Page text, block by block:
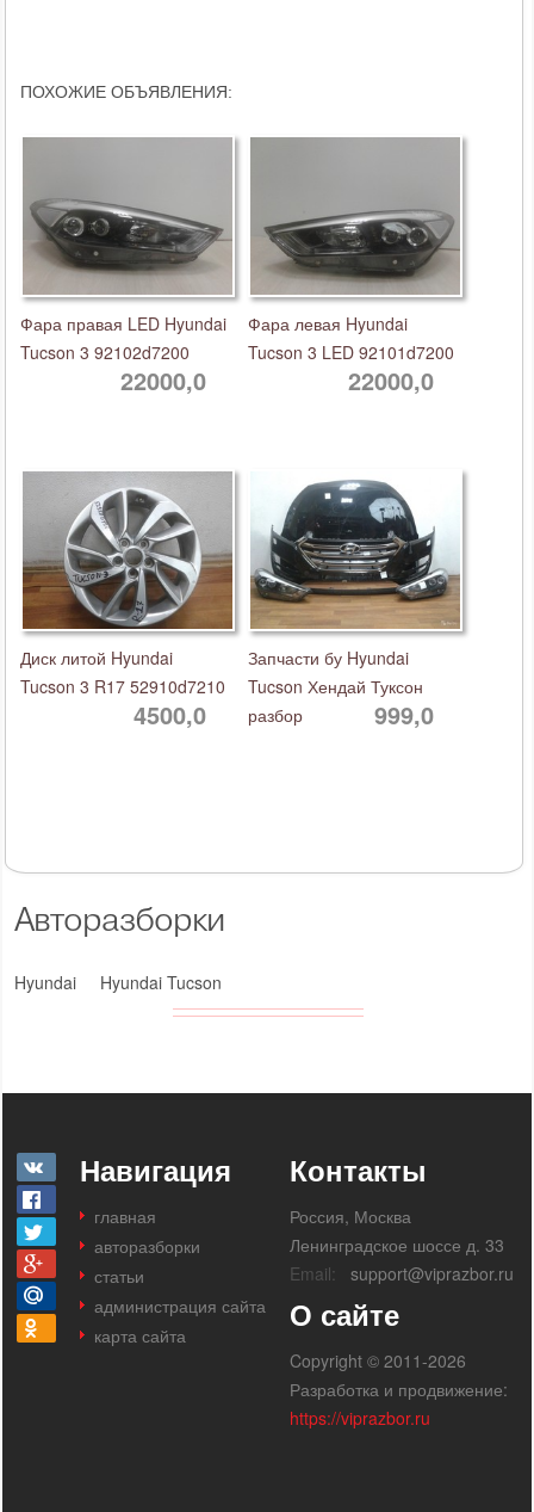
Авторазборки
Hyundai Hyundai Tucson
ПОХОЖИЕ ОБЪЯВЛЕНИЯ:
Фара правая LED Hyundai
Tucson 3 92102d7200
22000,0
Фара левая Hyundai
Tucson 3 LED 92101d7200
22000,0
Диск литой Hyundai
Tucson 3 R17 52910d7210
4500,0
Запчасти бу Hyundai
Tucson Хендай Туксон
разбор
999,0
Навигация
главная
авторазборки
статьи
администрация сайта
карта сайта
Контакты
Россия, Москва
Ленинградское шоссе д. 33
Email:
support@viprazbor.ru
О сайте
Copyright © 2011-2026
Разработка и продвижение:
https://viprazbor.ru